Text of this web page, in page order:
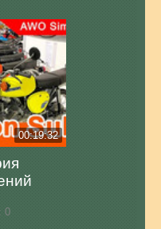
00:19:32
0